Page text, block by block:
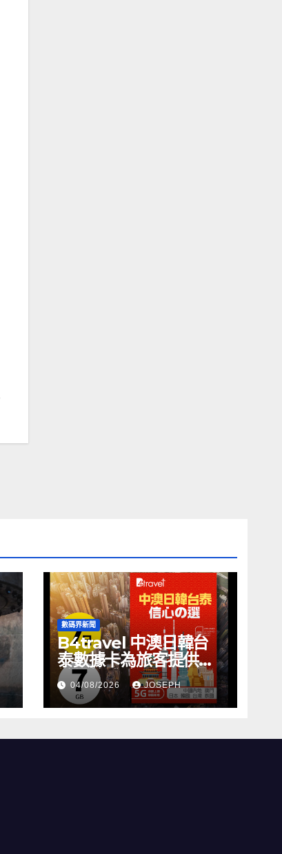
數碼界新聞
B4travel 中澳日韓台
泰數據卡為旅客提供無
縫網絡體驗
04/08/2026 JOSEPH